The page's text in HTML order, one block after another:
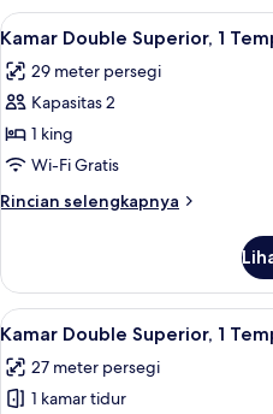
Double,
1
Tidur
Queen
Lihat
semua
foto
untuk
Kamar
Double
Superior,
1
Tidur
King,
bathtub
9
Kamar Double Superior, 1
29 meter persegi
Kapasitas 2
1 king
Wi-Fi Gratis
Rincian selengkapnya
Rincian
Kamar
Double
Superior,
Tempat
Tidur
Lihat
semua
foto
untuk
7
Kamar Double Superior, 1
27 meter persegi
1 kamar tidur